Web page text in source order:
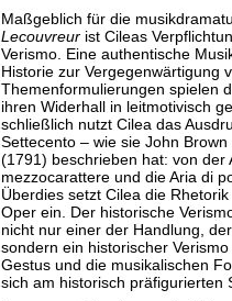
Maßgeblich für die
Lecouvreurist Cileas
Verismo. Eine authentische
Historie zur Vergegenwärtigung
Themenformulierungen spielen
ihren Widerhall in leitmotivisch
schließlich nutzt Cilea das
Settecento – wie sie John
(1791) beschrieben hat: von der
mezzocarattere und die Aria di
Überdies setzt Cilea die
Oper ein. Der historische
nicht nur einer der Handlung,
sondern ein historischer
Gestus und die musikalischen
sich am historisch präfigurierten